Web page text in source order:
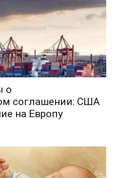
о
соглашении: США
на Европу